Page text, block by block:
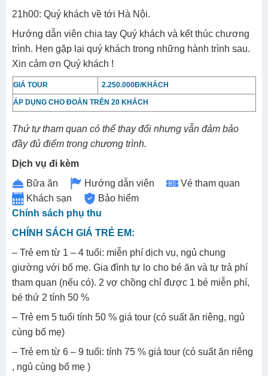
21h00: Quý khách về tới Hà Nội.
Hướng dẫn viên chia tay Quý khách và kết thúc chương
trình. Hẹn gặp lại quý khách trong những hành trình sau.
Xin cảm ơn Quý khách !
GIÁ TOUR 2.250.000Đ/KHÁCH
ÁP DỤNG CHO ĐOÀN TRÊN 20 KHÁCH
Thứ tự tham quan có thể thay đổi nhưng vẫn đảm bảo
đầy đủ điểm trong chương trình.
Dịch vụ đi kèm
Bữa ăn
Hướng dẫn viên
Vé tham quan
Khách sạn
Bảo hiểm
Chính sách phụ thu
CHÍNH SÁCH GIÁ TRẺ EM:
– Trẻ em từ 1 – 4 tuổi: miễn phí dịch vụ, ngủ chung
giường với bố mẹ. Gia đình tự lo cho bé ăn và tự trả phí
tham quan (nếu có). 2 vợ chồng chỉ được 1 bé miễn phí,
bé thứ 2 tính 50 %
– Trẻ em 5 tuổi tính 50 % giá tour (có suất ăn riêng, ngủ
cùng bố mẹ)
– Trẻ em từ 6 – 9 tuổi: tính 75 % giá tour (có suất ăn riêng
, ngủ cùng bố mẹ )